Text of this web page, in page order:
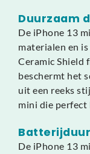
Duurzaam
De iPhone 13
materialen en
Ceramic Shield
beschermt het
uit een reeks
mini die perfect
Batterijduur
De iPhone 13